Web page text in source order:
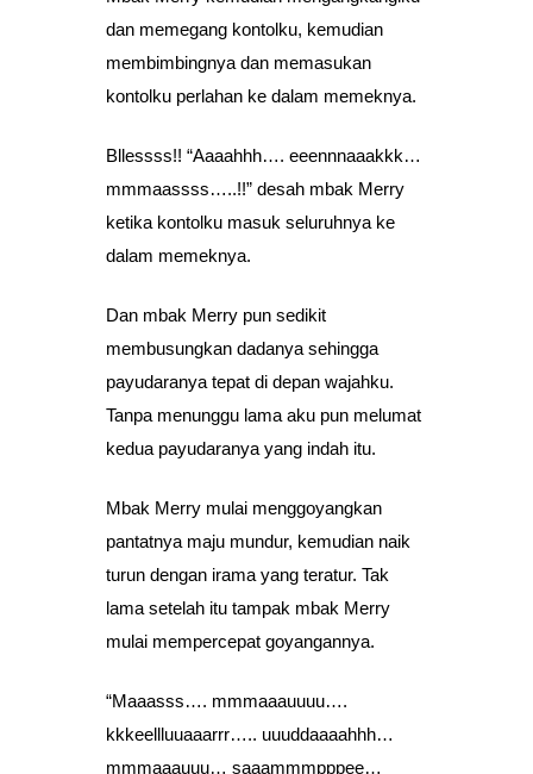
dan memegang kontolku, kemudian
membimbingnya dan memasukan
kontolku perlahan ke dalam memeknya.
Bllessss!! “Aaaahhh…. eeennnaaakkk…
mmmaassss…..!!” desah mbak Merry
ketika kontolku masuk seluruhnya ke
dalam memeknya.
Dan mbak Merry pun sedikit
membusungkan dadanya sehingga
payudaranya tepat di depan wajahku.
Tanpa menunggu lama aku pun melumat
kedua payudaranya yang indah itu.
Mbak Merry mulai menggoyangkan
pantatnya maju mundur, kemudian naik
turun dengan irama yang teratur. Tak
lama setelah itu tampak mbak Merry
mulai mempercepat goyangannya.
“Maaasss…. mmmaaauuuu….
kkkeellluuaaarrr….. uuuddaaaahhh…
mmmaaauuu… saaammmpppee…